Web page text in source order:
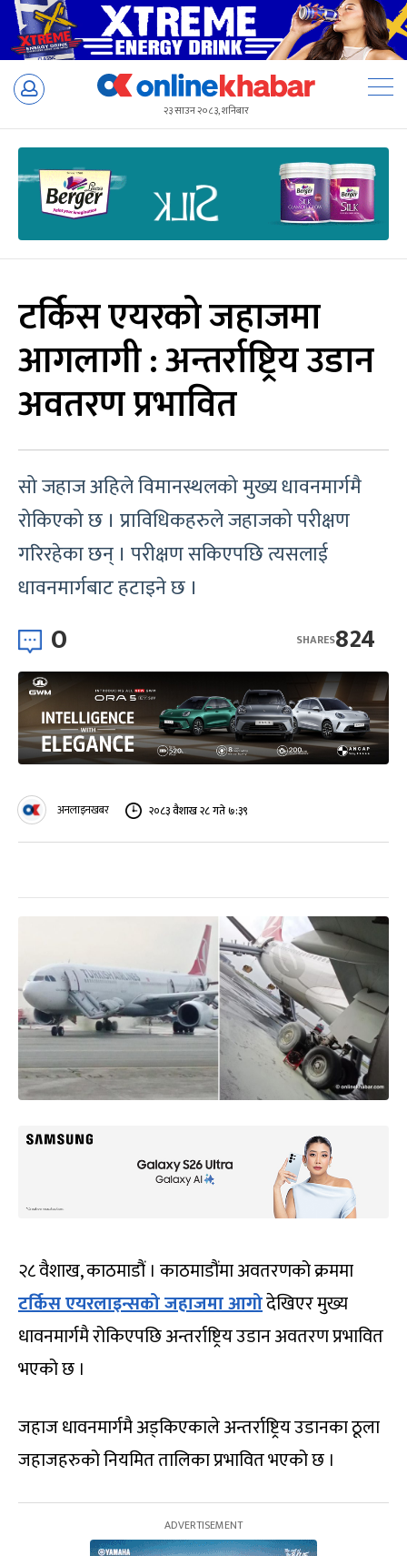
Skip
२३ साउन २०८३, शनिबार
टर्किस एयरको जहाजमा
आगलागी : अन्तर्राष्ट्रिय उडान
अवतरण प्रभावित
सो जहाज अहिले विमानस्थलको मुख्य धावनमार्गमै
रोकिएको छ । प्राविधिकहरुले जहाजको परीक्षण
गरिरहेका छन् । परीक्षण सकिएपछि त्यसलाई
धावनमार्गबाट हटाइने छ ।
0 824
SHARES
अनलाइनखबर २०८३ वैशाख २८ गते ७:३९
२८ वैशाख, काठमाडौं । काठमाडौंमा अवतरणको क्रममा
टर्किस एयरलाइन्सको जहाजमा आगोदेखिएर मुख्य
धावनमार्गमै रोकिएपछि अन्तर्राष्ट्रिय उडान अवतरण प्रभावित
भएको छ ।
जहाज धावनमार्गमै अड्किएकाले अन्तर्राष्ट्रिय उडानका ठूला
जहाजहरुको नियमित तालिका प्रभावित भएको छ ।